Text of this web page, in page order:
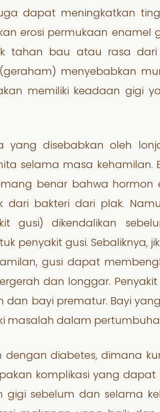
dapat meningkatkan
erosi permukaan enamel
tahan bau atau rasa
menyebabkan
memiliki keadaan gigi
yang disebabkan oleh
selama masa kehamilan.
benar bahwa
dari bakteri dari plak.
gusi) dikendalikan
penyakit gusi. Sebaliknya,
gusi dapat
dan longgar.
dan bayi prematur. Bayi
masalah dalam
dengan diabetes, dimana
komplikasi yang
gigi sebelum dan selama